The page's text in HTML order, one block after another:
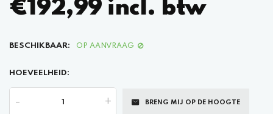
€192,99 incl. btw
BESCHIKBAAR: OP AANVRAAG
HOEVEELHEID:
- + BRENG MIJ OP DE HOOGTE